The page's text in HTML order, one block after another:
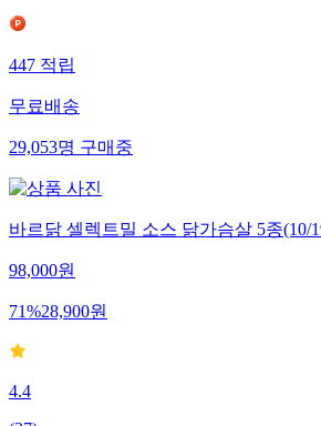
447 적립
무료배송
29,053명 구매중
바르닭 셀렉트밀 소스 닭가슴살 5종(10/
98,000원
71%28,900원
4.4